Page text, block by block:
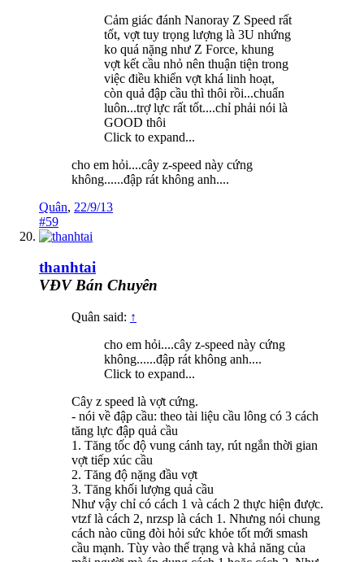
Cảm giác đánh Nanoray Z Speed rất
tốt, vợt tuy trọng lượng là 3U nhứng
ko quá nặng như Z Force, khung
vợt kết cầu nhỏ nên thuận tiện trong
việc điều khiển vợt khá linh hoạt,
còn quả đập cầu thì thôi rồi...chuẩn
luôn...trợ lực rất tốt....chỉ phải nói là
GOOD thôi
Click to expand...
cho em hỏi....cây z-speed này cứng
không......đập rát không anh....
Quân, 22/9/13
#59
thanhtai
VĐV Bán Chuyên
Quân said: ↑
cho em hỏi....cây z-speed này cứng
không......đập rát không anh....
Click to expand...
Cây z speed là vợt cứng.
- nói về đập cầu: theo tài liệu cầu lông có 3 cách
tăng lực đập quả cầu
1. Tăng tốc độ vung cánh tay, rút ngắn thời gian
vợt tiếp xúc cầu
2. Tăng độ nặng đầu vợt
3. Tăng khối lượng quả cầu
Như vậy chỉ có cách 1 và cách 2 thực hiện được.
vtzf là cách 2, nrzsp là cách 1. Nhưng nói chung
cách nào cũng đòi hỏi sức khỏe tốt mới smash
cầu mạnh. Tùy vào thể trạng và khả năng của